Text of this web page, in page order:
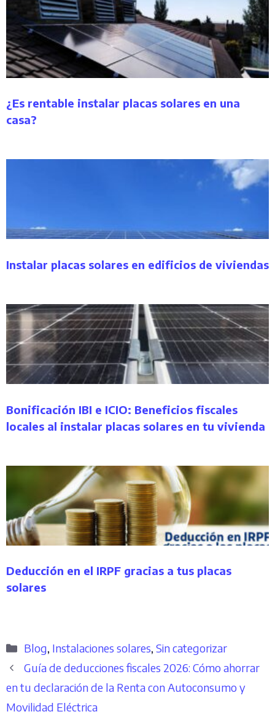
¿Es rentable instalar placas solares en una
casa?
Instalar placas solares en edificios de viviendas
Bonificación IBI e ICIO: Beneficios fiscales
locales al instalar placas solares en tu vivienda
Deducción en el IRPF gracias a tus placas
solares
Categorías
Blog, Instalaciones solares, Sin categorizar
Guía de deducciones fiscales 2026: Cómo ahorrar
en tu declaración de la Renta con Autoconsumo y
Movilidad Eléctrica